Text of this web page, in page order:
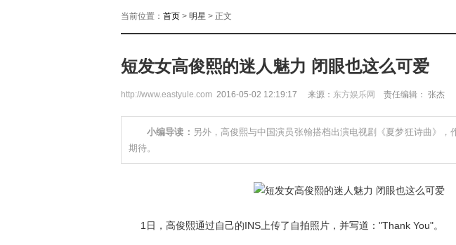
当前位置： 首页 > 明星 > 正文
短发女高俊熙的迷人魅力 闭眼也这么可爱
http://www.eastyule.com 2016-05-02 12:19:17 来源： 东方娱乐网 责任编辑： 张杰
小编导读： 另外，高俊熙与中国演员张翰搭档出演电视剧《夏梦狂诗曲》，
期待。
1日，高俊熙通过自己的INS上传了自拍照片，并写道："Thank You"。